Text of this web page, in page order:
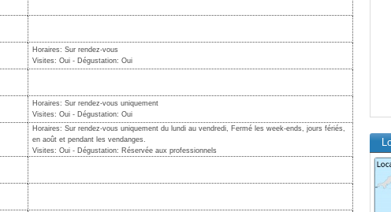
Horaires: Sur rendez-vous
Visites: Oui - Dégustation: Oui
Horaires: Sur rendez-vous uniquement
Visites: Oui - Dégustation: Oui
Horaires: Sur rendez-vous uniquement du lundi au vendredi, Fermé les week-ends, jours fériés,
en août et pendant les vendanges.
Visites: Oui - Dégustation: Réservée aux professionnels